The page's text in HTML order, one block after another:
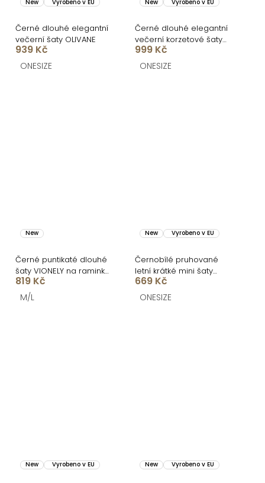
New Vyrobeno v EU
Černé dlouhé elegantní
večerní šaty OLIVANE
939 Kč
ONESIZE
New Vyrobeno v EU
Černé dlouhé elegantní
večerní korzetové šaty
MIRELLA
999 Kč
ONESIZE
New
Černé puntikaté dlouhé
šaty VIONELY na raminka
a krajkou
819 Kč
M/L
New Vyrobeno v EU
Černobílé pruhované
letní krátké mini šaty
BALUNE
669 Kč
ONESIZE
New Vyrobeno v EU New Vyrobeno v EU